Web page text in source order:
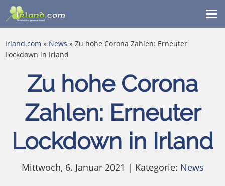
Irland.com » News » Zu hohe Corona Zahlen: Erneuter
Lockdown in Irland
Zu hohe Corona
Zahlen: Erneuter
Lockdown in Irland
Mittwoch, 6. Januar 2021 | Kategorie: News